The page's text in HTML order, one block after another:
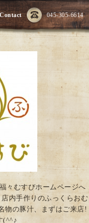
045-305-6614
Contact
々むすびホームページへ
内手作りのふっくらおむ
物の豚汁、まずはご来店!
(^^♪